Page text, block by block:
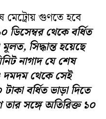
মেট্রোয় গুণতে হবে
ডিসেম্বর থেকে বর্ধিত
মূলত, সিদ্ধান্ত হয়েছে
নাগাদ যে শেষ
দমদম থেকে সেই
বর্ধিত ভাড়া দিতে
তার সঙ্গে অতিরিক্ত ১০